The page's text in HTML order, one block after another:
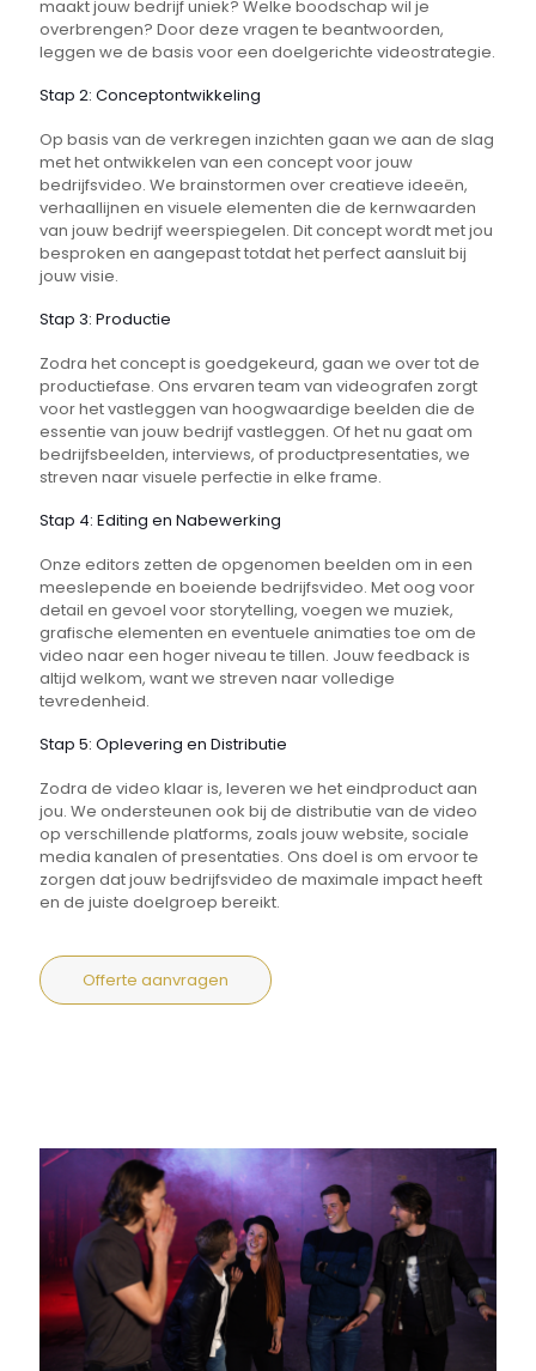
maakt jouw bedrijf uniek? Welke boodschap wil je
overbrengen? Door deze vragen te beantwoorden,
leggen we de basis voor een doelgerichte videostrategie.
Stap 2: Conceptontwikkeling
Op basis van de verkregen inzichten gaan we aan de slag
met het ontwikkelen van een concept voor jouw
bedrijfsvideo. We brainstormen over creatieve ideeën,
verhaallijnen en visuele elementen die de kernwaarden
van jouw bedrijf weerspiegelen. Dit concept wordt met jou
besproken en aangepast totdat het perfect aansluit bij
jouw visie.
Stap 3: Productie
Zodra het concept is goedgekeurd, gaan we over tot de
productiefase. Ons ervaren team van videografen zorgt
voor het vastleggen van hoogwaardige beelden die de
essentie van jouw bedrijf vastleggen. Of het nu gaat om
bedrijfsbeelden, interviews, of productpresentaties, we
streven naar visuele perfectie in elke frame.
Stap 4: Editing en Nabewerking
Onze editors zetten de opgenomen beelden om in een
meeslepende en boeiende bedrijfsvideo. Met oog voor
detail en gevoel voor storytelling, voegen we muziek,
grafische elementen en eventuele animaties toe om de
video naar een hoger niveau te tillen. Jouw feedback is
altijd welkom, want we streven naar volledige
tevredenheid.
Stap 5: Oplevering en Distributie
Zodra de video klaar is, leveren we het eindproduct aan
jou. We ondersteunen ook bij de distributie van de video
op verschillende platforms, zoals jouw website, sociale
media kanalen of presentaties. Ons doel is om ervoor te
zorgen dat jouw bedrijfsvideo de maximale impact heeft
en de juiste doelgroep bereikt.
Offerte aanvragen